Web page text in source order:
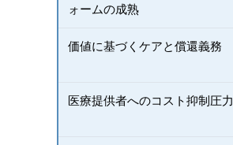
ォームの成熟
価値に基づくケアと償還義務
医療提供者へのコスト抑制圧力